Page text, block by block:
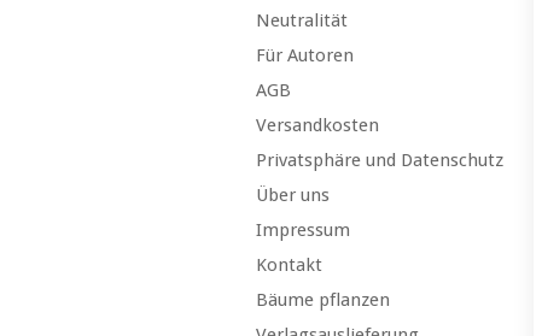
Neutralität
Für Autoren
AGB
Versandkosten
Privatsphäre und Datenschutz
Über uns
Impressum
Kontakt
Bäume pflanzen